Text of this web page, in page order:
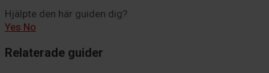
Hjälpte den här guiden dig?
Yes No
Relaterade guider